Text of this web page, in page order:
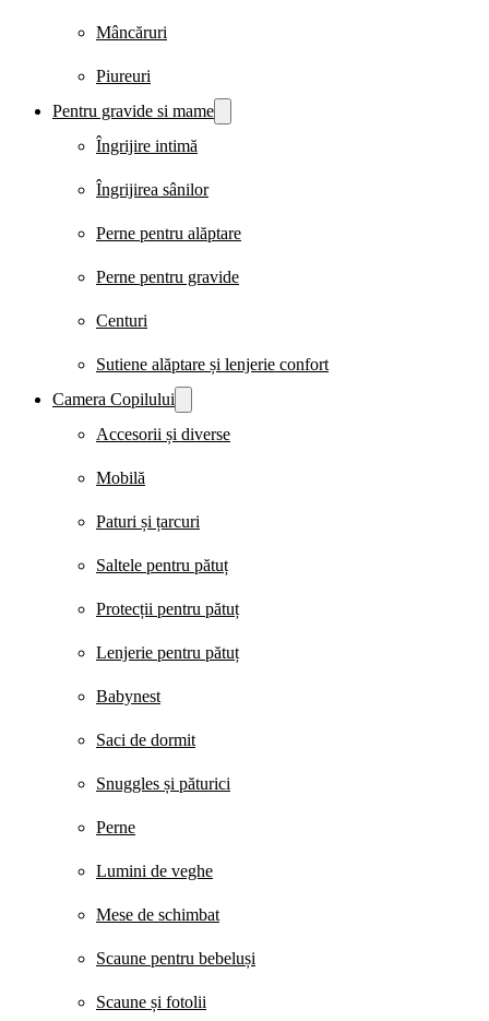
Mâncăruri
Piureuri
Pentru gravide si mame
Îngrijire intimă
Îngrijirea sânilor
Perne pentru alăptare
Perne pentru gravide
Centuri
Sutiene alăptare și lenjerie confort
Camera Copilului
Accesorii și diverse
Mobilă
Paturi și țarcuri
Saltele pentru pătuț
Protecții pentru pătuț
Lenjerie pentru pătuț
Babynest
Saci de dormit
Snuggles și păturici
Perne
Lumini de veghe
Mese de schimbat
Scaune pentru bebeluși
Scaune și fotolii